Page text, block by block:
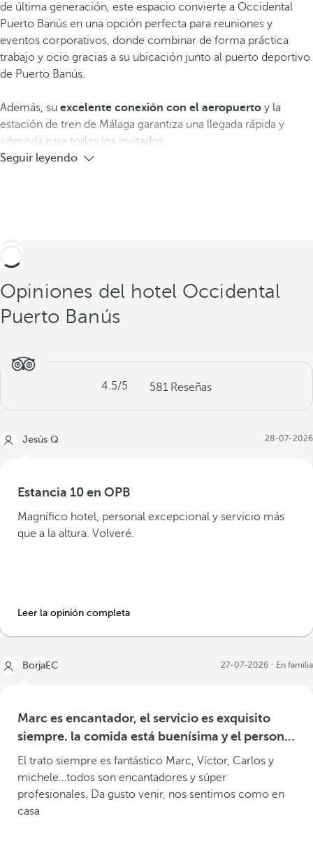
de última generación, este espacio convierte a Occidental
Puerto Banús en una opción perfecta para reuniones y
eventos corporativos, donde combinar de forma práctica
trabajo y ocio gracias a su ubicación junto al puerto deportivo
de Puerto Banús.
Además, su excelente conexión con el aeropuerto y la
estación de tren de Málaga garantiza una llegada rápida y
cómoda para todos los invitados.
Seguir leyendo
Opiniones del hotel Occidental
Puerto Banús
4.5/5 581 Reseñas
Jesús Q 28-07-2026
Estancia 10 en OPB
Magnífico hotel, personal excepcional y servicio más
que a la altura. Volveré.
Leer la opinión completa
BorjaEC 27-07-2026 En familia
Marc es encantador, el servicio es exquisito
siempre. la comida está buenísima y el personal
de 10! Siempre repetimos
El trato siempre es fantástico Marc, Víctor, Carlos y
michele…todos son encantadores y súper
profesionales. Da gusto venir, nos sentimos como en
casa